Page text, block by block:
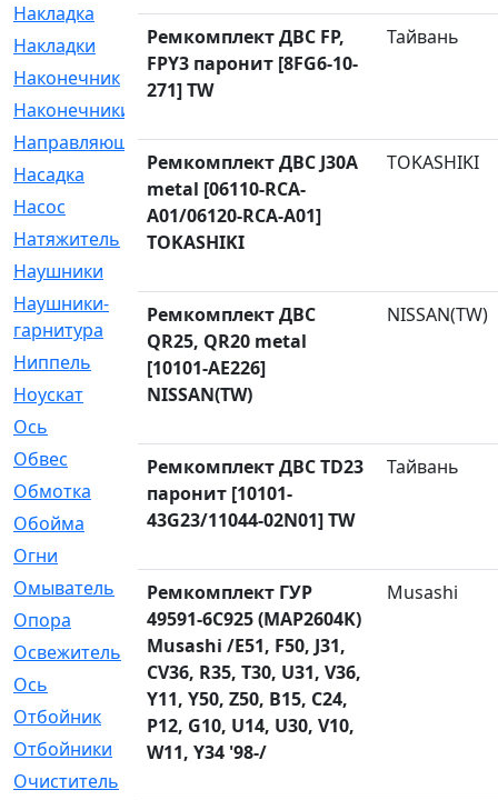
Накладка
[51]
Накладки
[1]
Наконечник
[743]
Наконечники
Направляющая
[43]
Насадка
[16]
Насос
[356]
Натяжитель
[125]
Наушники
Наушники-
гарнитура
Ниппель
[1]
Ноускат
[53]
Оcь
Обвес
[3]
Обмотка
[4]
Обойма
[14]
Огни
Омыватель
[4]
Опора
[1]
Освежитель
[1]
Ось
[4]
Отбойник
[287]
Отбойники
[80]
Очиститель
Ремкомплект ДВС FP,
FPY3 паронит [8FG6-10-
271] TW
Тайвань
Ремкомплект ДВС J30A
metal [06110-RCA-
A01/06120-RCA-A01]
TOKASHIKI
TOKASHIKI
Ремкомплект ДВС
QR25, QR20 metal
[10101-AE226]
NISSAN(TW)
NISSAN(TW)
Ремкомплект ДВС TD23
паронит [10101-
43G23/11044-02N01] TW
Тайвань
Ремкомплект ГУР
49591-6C925 (MAP2604K)
Musashi /E51, F50, J31,
CV36, R35, T30, U31, V36,
Y11, Y50, Z50, B15, C24,
P12, G10, U14, U30, V10,
W11, Y34 '98-/
Musashi